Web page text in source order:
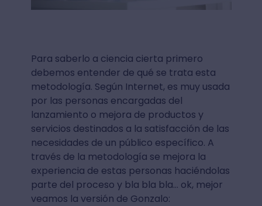
Para saberlo a ciencia cierta primero
debemos entender de qué se trata esta
metodología. Según Internet, es muy usada
por las personas encargadas del
lanzamiento o mejora de productos y
servicios destinados a la satisfacción de las
necesidades de un público específico. A
través de la metodología se mejora la
experiencia de estas personas haciéndolas
parte del proceso y bla bla bla... ok, mejor
veamos la versión de Gonzalo: